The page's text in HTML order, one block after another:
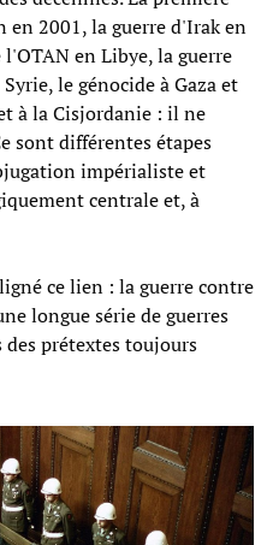
en 2001, la guerre d'Irak en
en Libye, la guerre
le génocide à Gaza et
à la Cisjordanie : il ne
sont différentes étapes
impérialiste et
centrale et, à
ce lien : la guerre contre
longue série de guerres
des prétextes toujours